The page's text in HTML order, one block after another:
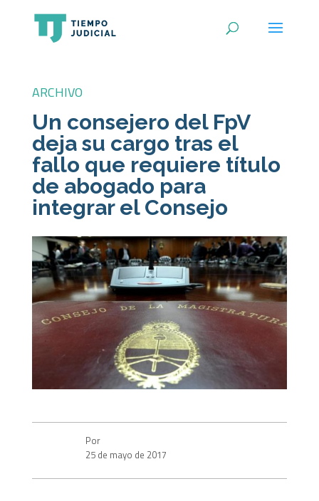
ARCHIVO
Un consejero del FpV
deja su cargo tras el
fallo que requiere título
de abogado para
integrar el Consejo
Por
25 de mayo de 2017